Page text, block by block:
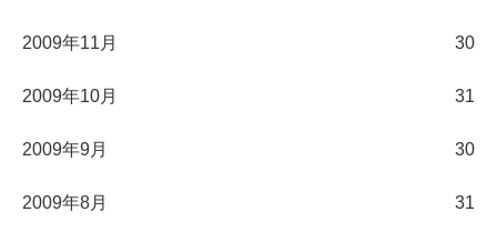
2009年11月 30
2009年10月 31
2009年9月 30
2009年8月 31